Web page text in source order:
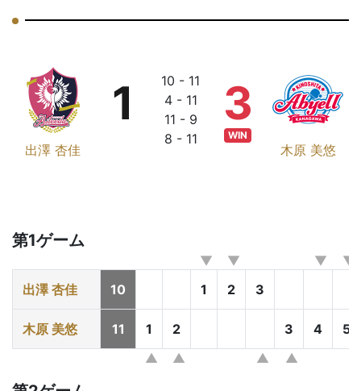
出澤 杏佳
1
10 - 11
4 - 11
11 - 9
8 - 11
木原 美悠
3
WIN
第1ゲーム
出澤 杏佳 10 1 2 3
木原 美悠 11 1 2 3 4 5